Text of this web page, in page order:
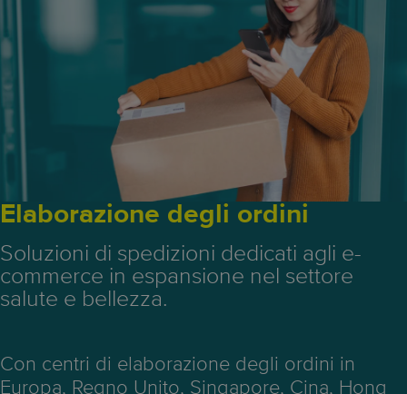
Elaborazione degli ordini
Soluzioni di spedizioni dedicati agli e-
commerce in espansione nel settore
salute e bellezza.
Con centri di elaborazione degli ordini in
Europa, Regno Unito, Singapore, Cina, Hong